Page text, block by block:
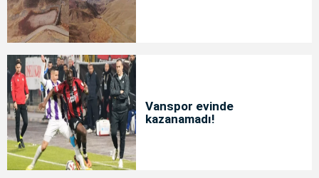
Vanspor evinde
kazanamadı!